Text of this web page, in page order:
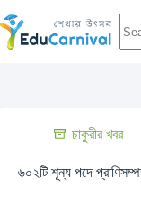
চাকুরীর খবর
৬০২টি শূন্য পদে